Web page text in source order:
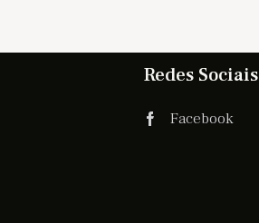
Redes Sociais
Facebook